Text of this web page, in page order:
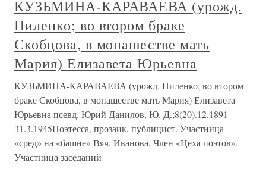
КУЗЬМИНА-КАРАВАЕВА (урожд.
Пиленко; во втором браке
Скобцова, в монашестве мать
Мария) Елизавета Юрьевна
КУЗЬМИНА-КАРАВАЕВА (урожд. Пиленко; во втором
браке Скобцова, в монашестве мать Мария) Елизавета
Юрьевна псевд. Юрий Данилов, Ю. Д.;8(20).12.1891 –
31.3.1945Поэтесса, прозаик, публицист. Участница
«сред» на «башне» Вяч. Иванова. Член «Цеха поэтов».
Участница заседаний